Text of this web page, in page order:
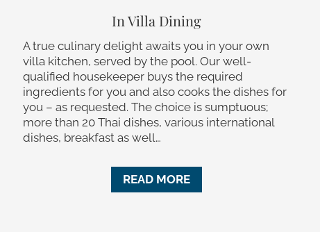
In Villa Dining
A true culinary delight awaits you in your own
villa kitchen, served by the pool. Our well-
qualified housekeeper buys the required
ingredients for you and also cooks the dishes for
you – as requested. The choice is sumptuous;
more than 20 Thai dishes, various international
dishes, breakfast as well…
READ MORE